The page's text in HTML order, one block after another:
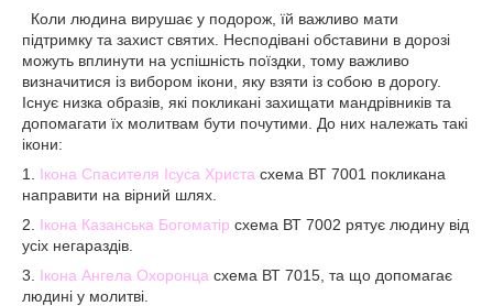
Коли людина вирушає у подорож, їй важливо мати
підтримку та захист святих. Несподівані обставини в дорозі
можуть вплинути на успішність поїздки, тому важливо
визначитися із вибором ікони, яку взяти із собою в дорогу.
Існує низка образів, які покликані захищати мандрівників та
допомагати їх молитвам бути почутими. До них належать такі
ікони:
1. Ікона Спасителя Ісуса Христа схема ВТ 7001 покликана
направити на вірний шлях.
2. Ікона Казанська Богоматір схема ВТ 7002 рятує людину від
усіх негараздів.
3. Ікона Ангела Охоронца схема ВТ 7015, та що допомагає
людині у молитві.